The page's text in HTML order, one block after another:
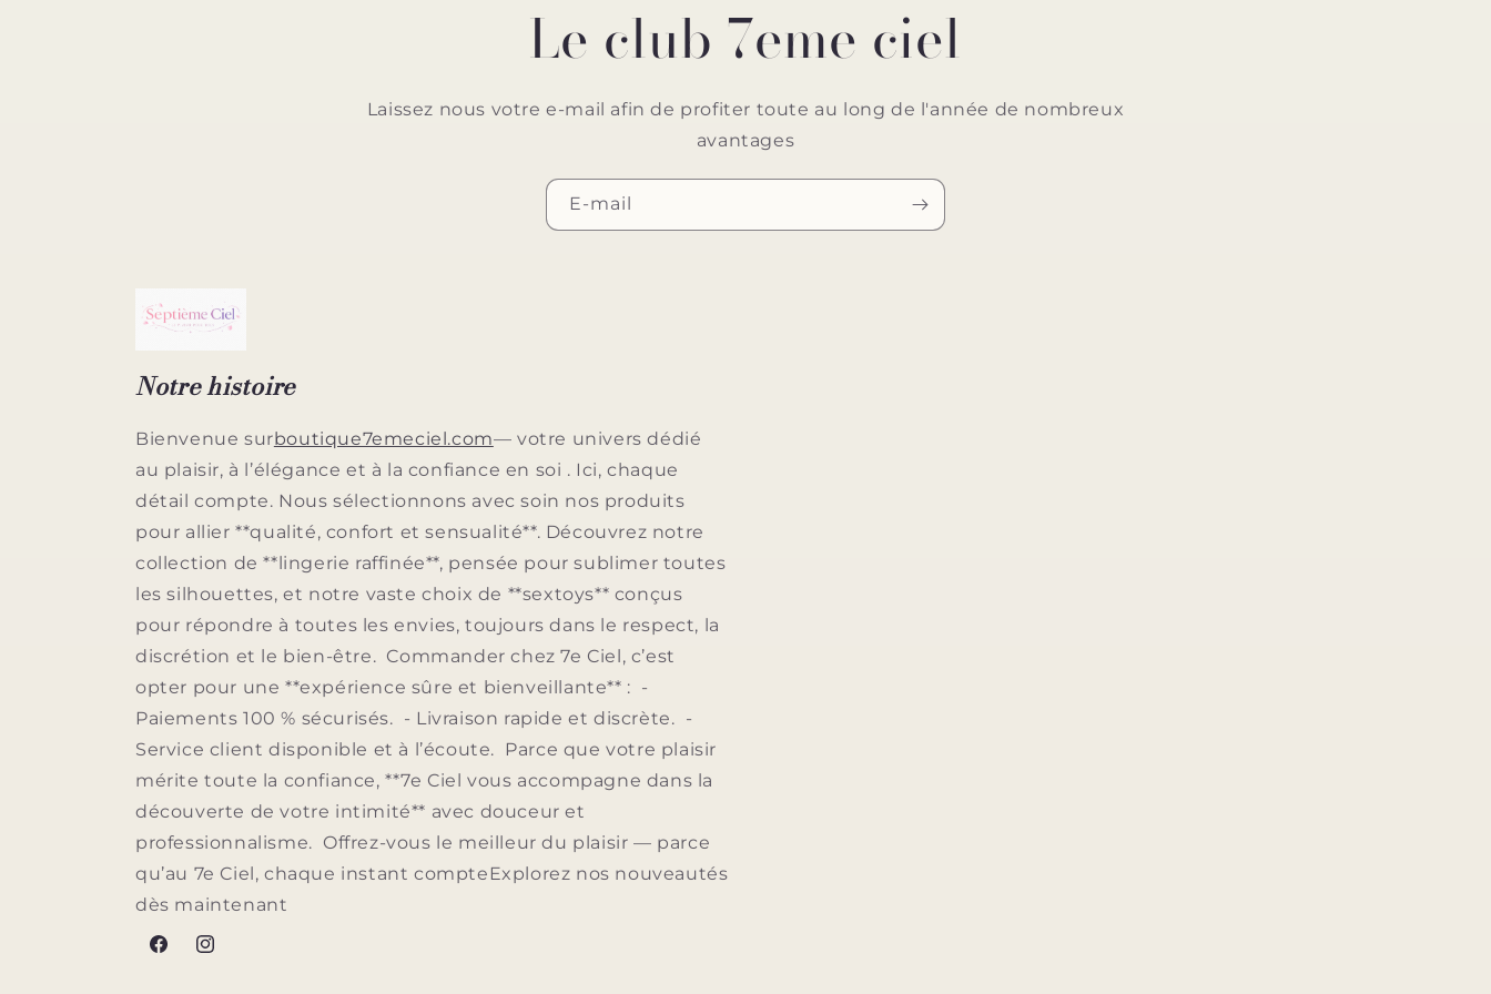
Le club 7eme ciel
Laissez nous votre e-mail afin de profiter toute au long de l'année de nombreux
avantages
E-mail
Notre histoire
Bienvenue surboutique7emeciel.com— votre univers dédié
au plaisir, à l’élégance et à la confiance en soi . Ici, chaque
détail compte. Nous sélectionnons avec soin nos produits
pour allier **qualité, confort et sensualité**. Découvrez notre
collection de **lingerie raffinée**, pensée pour sublimer toutes
les silhouettes, et notre vaste choix de **sextoys** conçus
pour répondre à toutes les envies, toujours dans le respect, la
discrétion et le bien-être. Commander chez 7e Ciel, c’est
opter pour une **expérience sûre et bienveillante** : -
Paiements 100 % sécurisés. - Livraison rapide et discrète. -
Service client disponible et à l’écoute. Parce que votre plaisir
mérite toute la confiance, **7e Ciel vous accompagne dans la
découverte de votre intimité** avec douceur et
professionnalisme. Offrez-vous le meilleur du plaisir — parce
qu’au 7e Ciel, chaque instant compteExplorez nos nouveautés
dès maintenant
FacebookInstagram